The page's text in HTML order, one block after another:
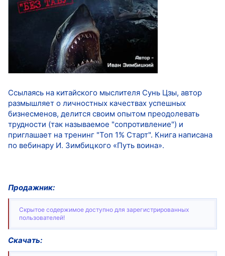
Ссылаясь на китайского мыслителя Сунь Цзы, автор
размышляет о личностных качествах успешных
бизнесменов, делится своим опытом преодолевать
трудности (так называемое "сопротивление") и
приглашает на тренинг "Топ 1% Старт". Книга написана
по вебинару И. Зимбицкого «Путь воина».
Продажник:
Скрытое содержимое доступно для зарегистрированных
пользователей!
Скачать: